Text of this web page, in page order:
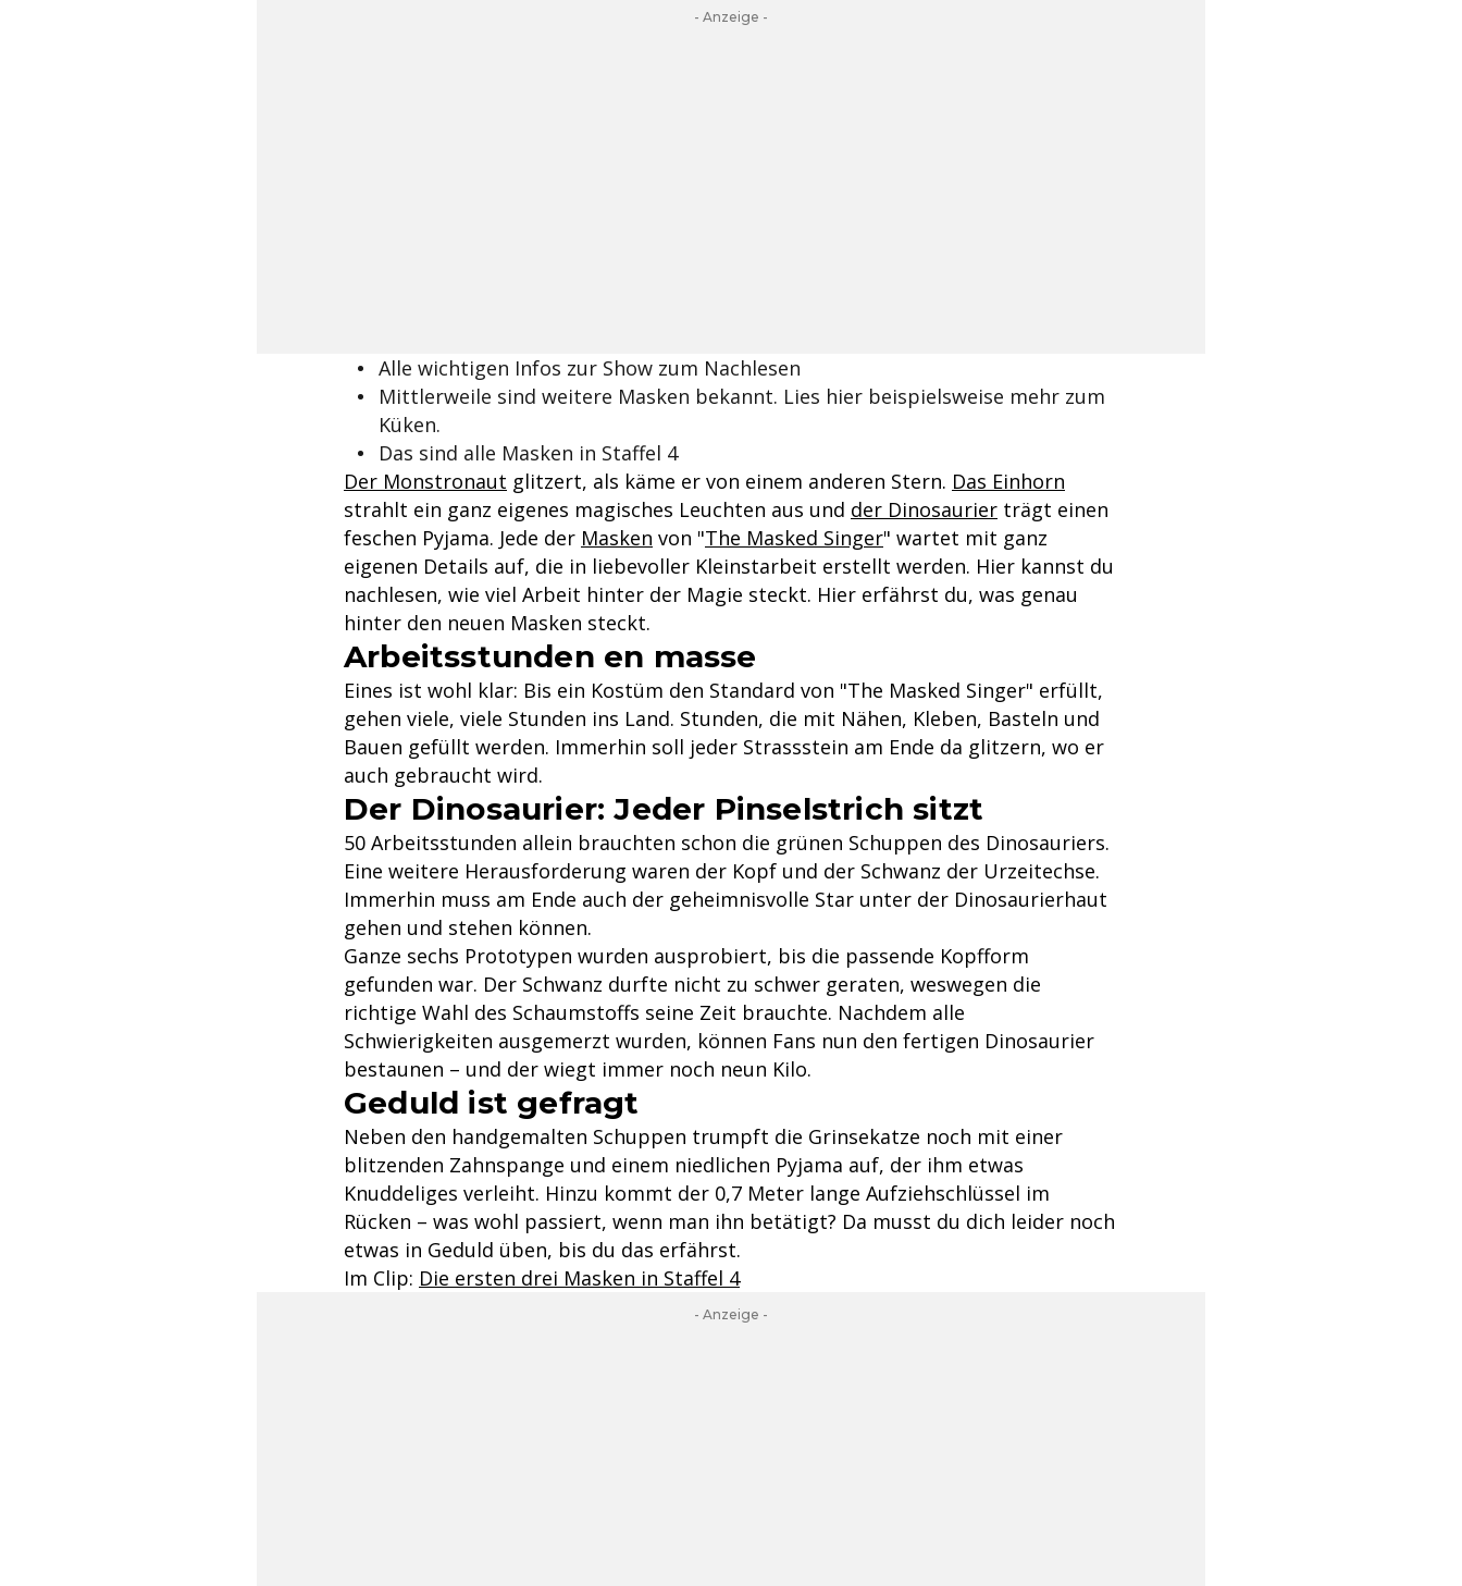
- Anzeige -
Alle wichtigen Infos zur Show zum Nachlesen
Mittlerweile sind weitere Masken bekannt. Lies hier beispielsweise mehr zum
Küken.
Das sind alle Masken in Staffel 4
Der Monstronaut glitzert, als käme er von einem anderen Stern. Das Einhorn
strahlt ein ganz eigenes magisches Leuchten aus und der Dinosaurier trägt einen
feschen Pyjama. Jede der Masken von "The Masked Singer" wartet mit ganz
eigenen Details auf, die in liebevoller Kleinstarbeit erstellt werden. Hier kannst du
nachlesen, wie viel Arbeit hinter der Magie steckt. Hier erfährst du, was genau
hinter den neuen Masken steckt.
Arbeitsstunden en masse
Eines ist wohl klar: Bis ein Kostüm den Standard von "The Masked Singer" erfüllt,
gehen viele, viele Stunden ins Land. Stunden, die mit Nähen, Kleben, Basteln und
Bauen gefüllt werden. Immerhin soll jeder Strassstein am Ende da glitzern, wo er
auch gebraucht wird.
Der Dinosaurier: Jeder Pinselstrich sitzt
50 Arbeitsstunden allein brauchten schon die grünen Schuppen des Dinosauriers.
Eine weitere Herausforderung waren der Kopf und der Schwanz der Urzeitechse.
Immerhin muss am Ende auch der geheimnisvolle Star unter der Dinosaurierhaut
gehen und stehen können.
Ganze sechs Prototypen wurden ausprobiert, bis die passende Kopfform
gefunden war. Der Schwanz durfte nicht zu schwer geraten, weswegen die
richtige Wahl des Schaumstoffs seine Zeit brauchte. Nachdem alle
Schwierigkeiten ausgemerzt wurden, können Fans nun den fertigen Dinosaurier
bestaunen – und der wiegt immer noch neun Kilo.
Geduld ist gefragt
Neben den handgemalten Schuppen trumpft die Grinsekatze noch mit einer
blitzenden Zahnspange und einem niedlichen Pyjama auf, der ihm etwas
Knuddeliges verleiht. Hinzu kommt der 0,7 Meter lange Aufziehschlüssel im
Rücken – was wohl passiert, wenn man ihn betätigt? Da musst du dich leider noch
etwas in Geduld üben, bis du das erfährst.
Im Clip: Die ersten drei Masken in Staffel 4
- Anzeige -